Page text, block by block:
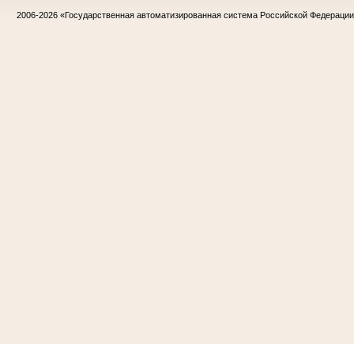
2006-2026 «Государственная автоматизированная система Российской